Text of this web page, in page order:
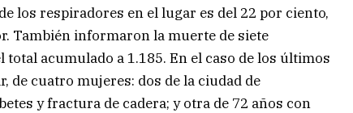
los respiradores en el lugar es del 22 por ciento,
También informaron la muerte de siete
acumulado a 1.185. En el caso de los últimos
de cuatro mujeres: dos de la ciudad de
y fractura de cadera; y otra de 72 años con